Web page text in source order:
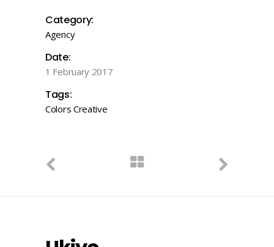
Category:
Agency
Date:
1 February 2017
Tags:
Colors Creative